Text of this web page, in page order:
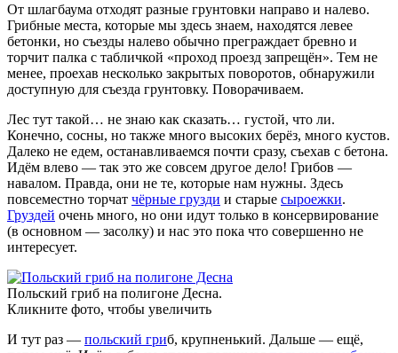
От шлагбаума отходят разные грунтовки направо и налево.
Грибные места, которые мы здесь знаем, находятся левее
бетонки, но съезды налево обычно преграждает бревно и
торчит палка с табличкой «проход проезд запрещён». Тем не
менее, проехав несколько закрытых поворотов, обнаружили
доступную для съезда грунтовку. Поворачиваем.
Лес тут такой… не знаю как сказать… густой, что ли.
Конечно, сосны, но также много высоких берёз, много кустов.
Далеко не едем, останавливаемся почти сразу, съехав с бетона.
Идём влево — так это же совсем другое дело! Грибов —
навалом. Правда, они не те, которые нам нужны. Здесь
повсеместно торчат чёрные грузди и старые сыроежки.
Груздей очень много, но они идут только в консервирование
(в основном — засолку) и нас это пока что совершенно не
интересует.
Польский гриб на полигоне Десна.
Кликните фото, чтобы увеличить
И тут раз — польский гриб, крупненький. Дальше — ещё,